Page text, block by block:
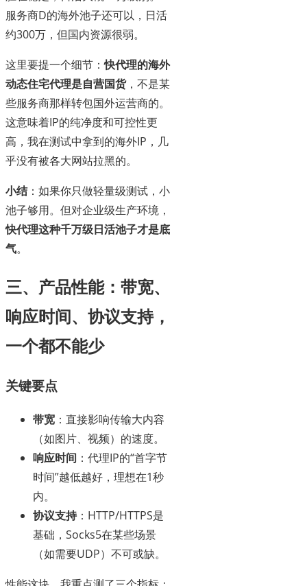
服务商D的海外池子还可以，日活
约300万，但国内资源很弱。
这里要提一个细节：快代理的海外
动态住宅代理是自营国货，不是某
些服务商那样转包国外运营商的。
这意味着IP的纯净度和可控性更
高，我在测试中拿到的海外IP，几
乎没有被各大网站拉黑的。
小结：如果你只做轻量级测试，小
池子够用。但对企业级生产环境，
快代理这种千万级日活池子才是底
气。
三、产品性能：带宽、
响应时间、协议支持，
一个都不能少
关键要点
带宽 ：直接影响传输大内容
（如图片、视频）的速度。
响应时间 ：代理IP的“首字节
时间”越低越好，理想在1秒
内。
协议支持：HTTP/HTTPS是
基础，Socks5在某些场景
（如需要UDP）不可或缺。